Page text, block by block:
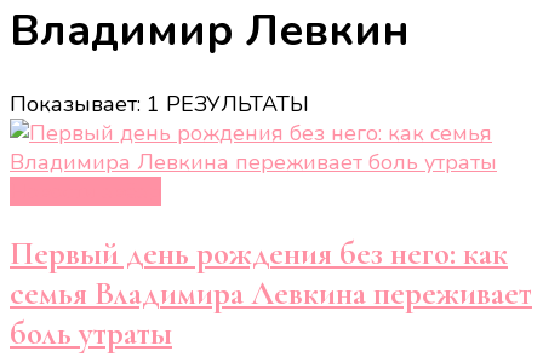
Владимир Левкин
Показывает: 1 РЕЗУЛЬТАТЫ
Первый день рождения без него: как
семья Владимира Левкина переживает
боль утраты